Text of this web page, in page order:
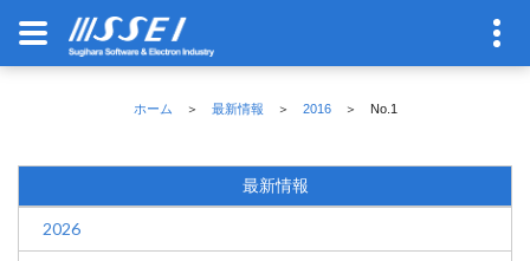
ホーム ＞ 最新情報 ＞ 2016＞ No.1
最新情報
2026